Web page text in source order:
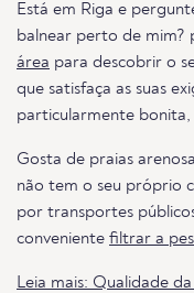
Está em Riga e
balnear perto de mim?
área para descobrir o
que satisfaça as suas
particularmente bonita,
Gosta de praias
não tem o seu próprio
por transportes
conveniente filtrar a
Leia mais: Qualidade